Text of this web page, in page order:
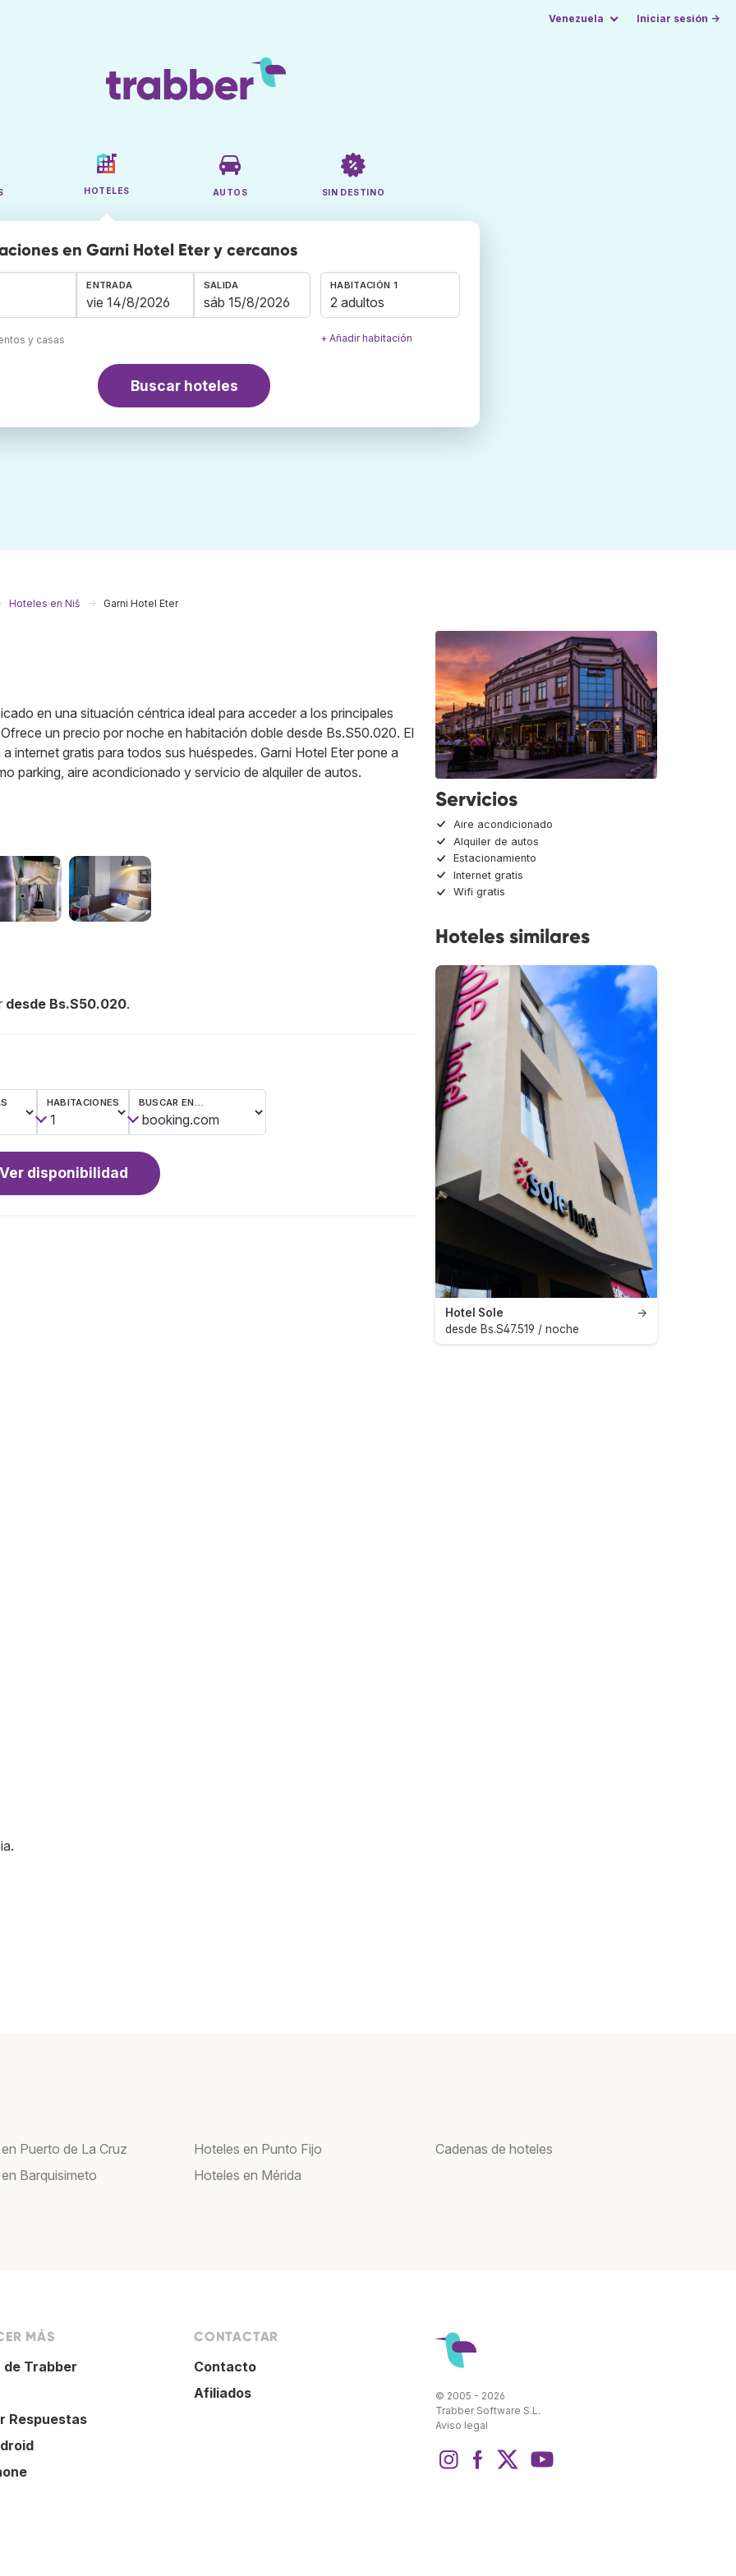
Venezuela Iniciar sesión →
HOTELES AUTOS SIN DESTINO
en Garni Hotel Eter y cercanos
y casas
ENTRADA SALIDA HABITACIÓN 1
2 adultos
+ Añadir habitación
Buscar hoteles
Hoteles en Niš Garni Hotel Eter
en una situación céntrica ideal para acceder a los principales
un precio por noche en habitación doble desde Bs.S50.020. El
internet gratis para todos sus huéspedes. Garni Hotel Eter pone a
parking, aire acondicionado y servicio de alquiler de autos.
desde Bs.S50.020.
HABITACIONES BUSCAR EN…
Ver disponibilidad
.
Servicios
Aire acondicionado
Alquiler de autos
Estacionamiento
Internet gratis
Wifi gratis
Hoteles similares
→
Hotel Sole
desde Bs.S47.519 / noche
Puerto de La Cruz
Barquisimeto
Hoteles en Punto Fijo
Hoteles en Mérida
Cadenas de hoteles
MÁS
Trabber
Respuestas
CONTACTAR
Contacto
Afiliados
© 2005 - 2026
Trabber Software S.L.
Aviso legal